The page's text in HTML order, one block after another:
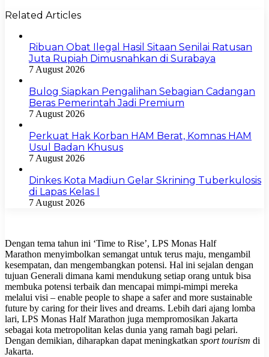
Related Articles
Ribuan Obat Ilegal Hasil Sitaan Senilai Ratusan
Juta Rupiah Dimusnahkan di Surabaya
7 August 2026
Bulog Siapkan Pengalihan Sebagian Cadangan
Beras Pemerintah Jadi Premium
7 August 2026
Perkuat Hak Korban HAM Berat, Komnas HAM
Usul Badan Khusus
7 August 2026
Dinkes Kota Madiun Gelar Skrining Tuberkulosis
di Lapas Kelas I
7 August 2026
Dengan tema tahun ini ‘Time to Rise’, LPS Monas Half
Marathon menyimbolkan semangat untuk terus maju, mengambil
kesempatan, dan mengembangkan potensi. Hal ini sejalan dengan
tujuan Generali dimana kami mendukung setiap orang untuk bisa
membuka potensi terbaik dan mencapai mimpi-mimpi mereka
melalui visi – enable people to shape a safer and more sustainable
future by caring for their lives and dreams. Lebih dari ajang lomba
lari, LPS Monas Half Marathon juga mempromosikan Jakarta
sebagai kota metropolitan kelas dunia yang ramah bagi pelari.
Dengan demikian, diharapkan dapat meningkatkan sport tourism di
Jakarta.